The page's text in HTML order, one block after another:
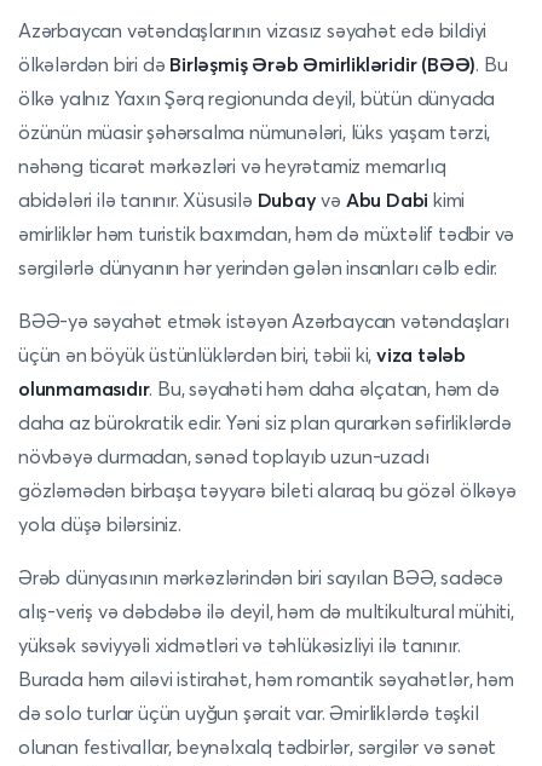
Azərbaycan vətəndaşlarının vizasız səyahət edə bildiyi
ölkələrdən biri də Birləşmiş Ərəb Əmirlikləridir (BƏƏ). Bu
ölkə yalnız Yaxın Şərq regionunda deyil, bütün dünyada
özünün müasir şəhərsalma nümunələri, lüks yaşam tərzi,
nəhəng ticarət mərkəzləri və heyrətamiz memarlıq
abidələri ilə tanınır. Xüsusilə Dubay və Abu Dabi kimi
əmirliklər həm turistik baxımdan, həm də müxtəlif tədbir və
sərgilərlə dünyanın hər yerindən gələn insanları cəlb edir.
BƏƏ-yə səyahət etmək istəyən Azərbaycan vətəndaşları
üçün ən böyük üstünlüklərdən biri, təbii ki, viza tələb
olunmamasıdır. Bu, səyahəti həm daha əlçatan, həm də
daha az bürokratik edir. Yəni siz plan qurarkən səfirliklərdə
növbəyə durmadan, sənəd toplayıb uzun-uzadı
gözləmədən birbaşa təyyarə bileti alaraq bu gözəl ölkəyə
yola düşə bilərsiniz.
Ərəb dünyasının mərkəzlərindən biri sayılan BƏƏ, sadəcə
alış-veriş və dəbdəbə ilə deyil, həm də multikultural mühiti,
yüksək səviyyəli xidmətləri və təhlükəsizliyi ilə tanınır.
Burada həm ailəvi istirahət, həm romantik səyahətlər, həm
də solo turlar üçün uyğun şərait var. Əmirliklərdə təşkil
olunan festivallar, beynəlxalq tədbirlər, sərgilər və sənət